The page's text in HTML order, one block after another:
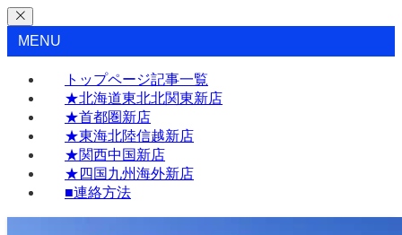
MENU
トップページ記事一覧
★北海道東北北関東新店
★首都圏新店
★東海北陸信越新店
★関西中国新店
★四国九州海外新店
■連絡方法